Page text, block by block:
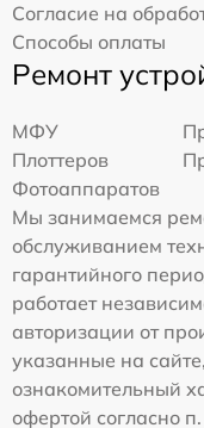
Согласие на
Способы оплаты
Ремонт
МФУ
Плоттеров
Фотоаппаратов
Мы занимаемся
обслуживанием
гарантийного
работает
авторизации от
указанные на
ознакомительный
офертой согласно